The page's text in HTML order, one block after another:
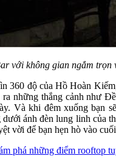
với không gian ngắm trọn
360 độ của Hồ Hoàn
những thắng cảnh như
Và khi đêm xuống bạn
dưới ánh đèn lung linh của
vời để bạn hẹn hò vào
phá những điểm rooftop